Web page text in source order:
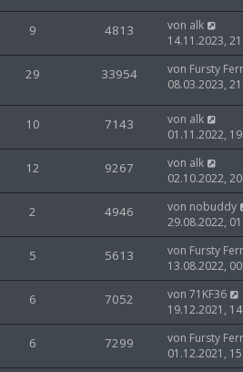
9 4813 von alk
14.11.2023,
29 33954 von Fursty
08.03.2023,
10 7143 von alk
01.11.2022,
12 9267 von alk
02.10.2022,
2 4946 von nobuddy
29.08.2022,
5 5613 von Fursty
13.08.2022,
6 7052 von 71KF36
19.12.2021,
6 7299 von Fursty
01.12.2021,